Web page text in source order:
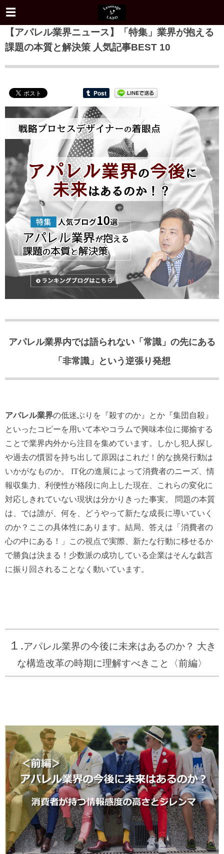
【アパレル業界ニュース】「特集」業界が抱える
課題の本質と解決策 人気記事BEST 10
アパレル業界内では語られない「常識」の先にある
「非常識」という逆張り発想
アパレル業界の低迷ぶりを『殺すのか』とか『集団自殺』
といったコピーを用いて本やコラムで興味本位に揶揄する
ことで業界内外から注目を集めています。
しかし犯人探し
や過去の慣習を持ち出して原因はこれだ！的な挑発行動は
いかがなものか。 IT化の進展によって消費者のニーズ、情
報収集力、利便性が格段に向上した現在、
これらの変化に
対応しきれていない現状は分かりきった事実。
問題の本質
は、では誰が、何を、どうやって新たな成長に導いていく
のか？ ここの具体性にあります。結局、答えは「消費者の
心の中にある！」この視点で実際、新たな行動に移せるか
で勝負は決まる！少数派の成功している企業はそんな戯言
に振り回されることなく動いています。
１.アパレル業界の今後に未来はあるのか？ 大き
な構造改革の時期に理解すべきこと〈前編〉